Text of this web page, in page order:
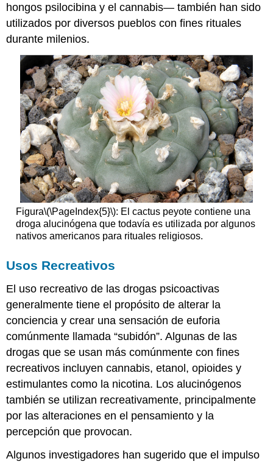
hongos psilocibina y el cannabis— también han sido
utilizados por diversos pueblos con fines rituales
durante milenios.
Figura\(\PageIndex{5}\): El cactus peyote contiene una
droga alucinógena que todavía es utilizada por algunos
nativos americanos para rituales religiosos.
Usos Recreativos
El uso recreativo de las drogas psicoactivas
generalmente tiene el propósito de alterar la
conciencia y crear una sensación de euforia
comúnmente llamada “subidón”. Algunas de las
drogas que se usan más comúnmente con fines
recreativos incluyen cannabis, etanol, opioides y
estimulantes como la nicotina. Los alucinógenos
también se utilizan recreativamente, principalmente
por las alteraciones en el pensamiento y la
percepción que provocan.
Algunos investigadores han sugerido que el impulso